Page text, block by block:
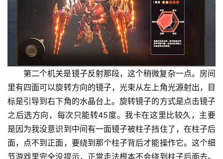
第二个机关是镜子反射那段，这个稍微复杂一点。房间
里有四面可以旋转方向的镜子，光束从左上角光源射出，目
标是引导到右下角的水晶台上。旋转镜子的方式是点击镜子
之后选方向，每次只能转45度。我卡在这里比较久，主要
是因为我没意识到中间有一面镜子被柱子挡住了，在柱子后
面，点不到正面，要绕到那个柱子背后才能操作它。这个细
节游戏里完全没提示，正常走法根本不会绕到柱子后面去。